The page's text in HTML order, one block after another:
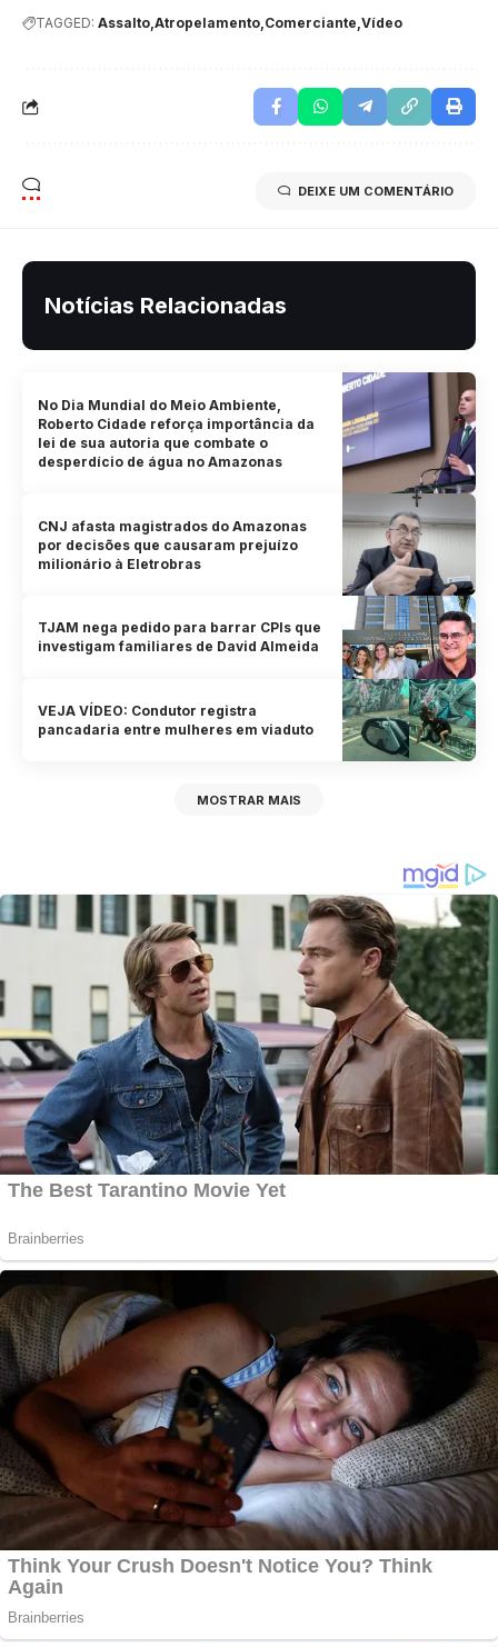
TAGGED: Assalto Atropelamento Comerciante Vídeo
DEIXE UM COMENTÁRIO
Notícias Relacionadas
No Dia Mundial do Meio Ambiente,
Roberto Cidade reforça importância da
lei de sua autoria que combate o
desperdício de água no Amazonas
CNJ afasta magistrados do Amazonas
por decisões que causaram prejuízo
milionário à Eletrobras
TJAM nega pedido para barrar CPIs que
investigam familiares de David Almeida
VEJA VÍDEO: Condutor registra
pancadaria entre mulheres em viaduto
MOSTRAR MAIS